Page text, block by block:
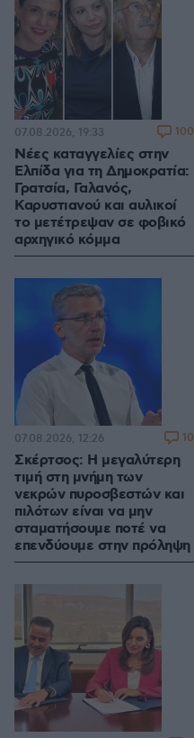
Νέες καταγγελίες στην
Ελπίδα για τη Δημοκρατία:
Γρατσία, Γαλανός,
Καρυστιανού και αυλικοί
το μετέτρεψαν σε φοβικό
αρχηγικό κόμμα
07.08.2026, 19:33 100
Σκέρτσος: Η μεγαλύτερη
τιμή στη μνήμη των
νεκρών πυροσβεστών και
πιλότων είναι να μην
σταματήσουμε ποτέ να
επενδύουμε στην πρόληψη
07.08.2026, 12:26 10